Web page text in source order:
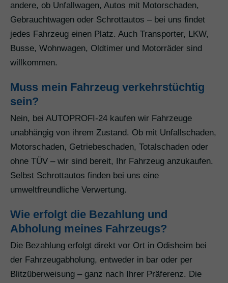
andere, ob Unfallwagen, Autos mit Motorschaden,
Gebrauchtwagen oder Schrottautos – bei uns findet
jedes Fahrzeug einen Platz. Auch Transporter, LKW,
Busse, Wohnwagen, Oldtimer und Motorräder sind
willkommen.
Muss mein Fahrzeug verkehrstüchtig
sein?
Nein, bei AUTOPROFI-24 kaufen wir Fahrzeuge
unabhängig von ihrem Zustand. Ob mit Unfallschaden,
Motorschaden, Getriebeschaden, Totalschaden oder
ohne TÜV – wir sind bereit, Ihr Fahrzeug anzukaufen.
Selbst Schrottautos finden bei uns eine
umweltfreundliche Verwertung.
Wie erfolgt die Bezahlung und
Abholung meines Fahrzeugs?
Die Bezahlung erfolgt direkt vor Ort in Odisheim bei
der Fahrzeugabholung, entweder in bar oder per
Blitzüberweisung – ganz nach Ihrer Präferenz. Die